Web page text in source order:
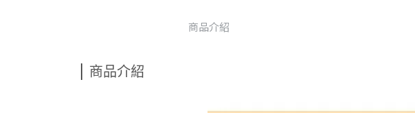
商品介紹
商品介紹